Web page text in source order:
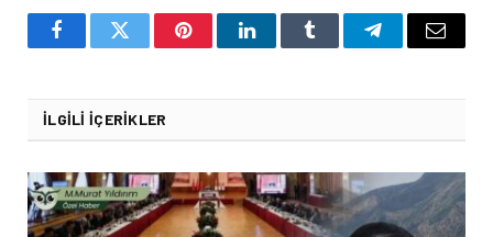
FacebookTwitter PinterestLinkedInTumblr TelegramEmail
İLGILI İÇERIKLER